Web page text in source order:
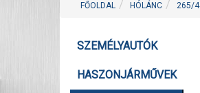
FŐOLDAL HÓLÁNC 265/
SZEMÉLYAUTÓK
HASZONJÁRMŰVEK